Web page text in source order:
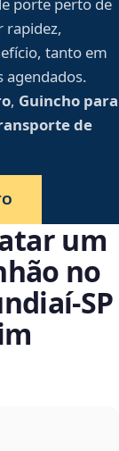
porte perto de
rapidez,
tanto em
agendados.
, Guincho para
de
um
no